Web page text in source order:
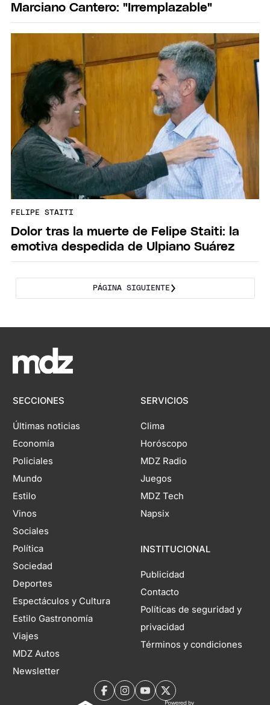
Marciano Cantero: "Irremplazable"
FELIPE STAITI
Dolor tras la muerte de Felipe Staiti: la
emotiva despedida de Ulpiano Suárez
PÁGINA SIGUIENTE
SECCIONES
Últimas noticias
Economía
Policiales
Mundo
Estilo
Vinos
Sociales
Política
Sociedad
Deportes
Espectáculos y Cultura
Estilo Gastronomía
Viajes
MDZ Autos
Newsletter
SERVICIOS
Clima
Horóscopo
MDZ Radio
Juegos
MDZ Tech
Napsix
INSTITUCIONAL
Publicidad
Contacto
Políticas de seguridad y
privacidad
Términos y condiciones